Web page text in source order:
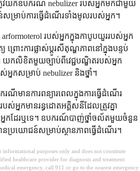
រូវយកឧបករណ៍ nebulizer របស់អ្នកមកជាមួយ
ន់សម្រាប់ការធ្វើដំណើរទាំងមូលរបស់អ្នក។
របស់អ្នកក្នុងកាបូបយួររបស់អ្នក
ព្រោះការផ្លាស់ប្តូរសីតុណ្ហភាពនៅក្នុងបន្ទប់
យកលិខិតមួយច្បាប់ពីវេជ្ជបណ្ឌិតរបស់អ្នក
អ្នកសម្រាប់ nebulizer និងថ្នាំ។
ណីមានការពន្យារពេលក្នុងការធ្វើដំណើរ
ស់អ្នកមានរន្ធដោតអគ្គិសនីដែលត្រូវគ្នា
នកដែរឬទេ។ ឧបករណ៍បាញ់ថ្នាំចល័តមួយចំនួន
ប្រយោជន៍សម្រាប់ស្ថានភាពធ្វើដំណើរ។
informational purposes only and does not constitute
healthcare provider for diagnosis and treatment
emergency, call 911 or go to the nearest emergency